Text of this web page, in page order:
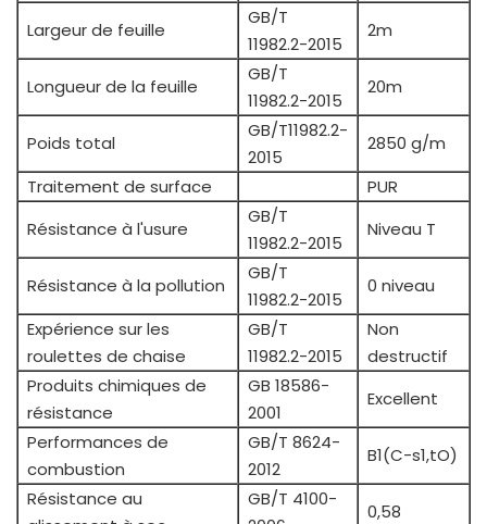
Largeur de feuille
GB/T
11982.2-2015
2m
Longueur de la feuille
GB/T
11982.2-2015
20m
Poids total
GB/T11982.2-
2015
2850 g/m
Traitement de surface
PUR
Résistance à l'usure
GB/T
11982.2-2015
Niveau T
Résistance à la pollution
GB/T
11982.2-2015
0 niveau
Expérience sur les
roulettes de chaise
GB/T
11982.2-2015
Non
destructif
Produits chimiques de
résistance
GB 18586-
2001
Excellent
Performances de
combustion
GB/T 8624-
2012
B1(C-s1,tO)
Résistance au
GB/T 4100-
0,58